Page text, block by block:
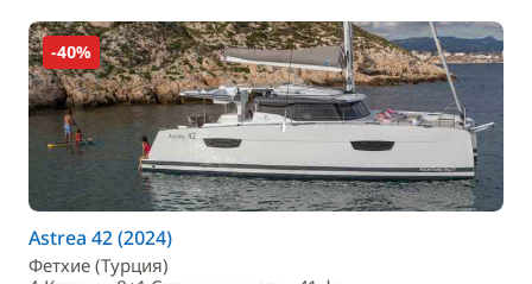
-40%
Astrea 42 (2024)
Фетхие (Турция)